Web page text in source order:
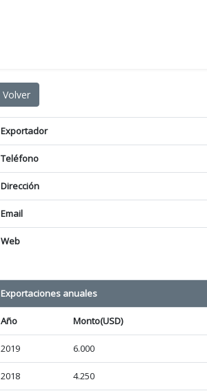
Exportador
Teléfono
Dirección
Email
Web
Exportaciones anuales
Año Monto(USD)
2019 6.000
2018 4.250